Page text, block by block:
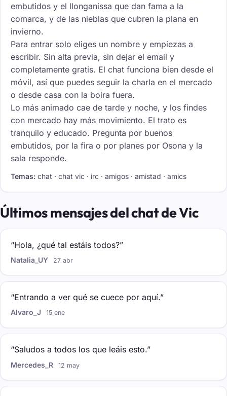
embutidos y el llonganissa que dan fama a la
comarca, y de las nieblas que cubren la plana en
invierno.
Para entrar solo eliges un nombre y empiezas a
escribir. Sin alta previa, sin dejar el email y
completamente gratis. El chat funciona bien desde el
móvil, así que puedes seguir la charla en el mercado
o desde casa con la boira fuera.
Lo más animado cae de tarde y noche, y los findes
con mercado hay más movimiento. El trato es
tranquilo y educado. Pregunta por buenos
embutidos, por la fira o por planes por Osona y la
sala responde.
Temas: chat · chat vic · irc · amigos · amistad · amics
Últimos mensajes del chat de Vic
“Hola, ¿qué tal estáis todos?”
Natalia_UY 27 abr
“Entrando a ver qué se cuece por aquí.”
Alvaro_J 15 ene
“Saludos a todos los que leáis esto.”
Mercedes_R 12 may